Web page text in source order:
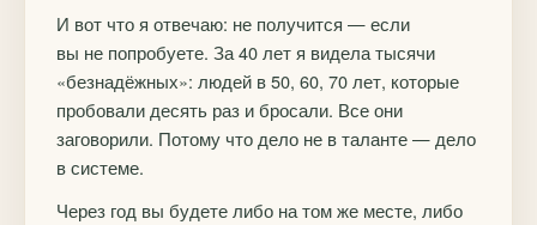
И вот что я отвечаю: не получится — если
вы не попробуете. За 40 лет я видела тысячи
«безнадёжных»: людей в 50, 60, 70 лет, которые
пробовали десять раз и бросали. Все они
заговорили. Потому что дело не в таланте — дело
в системе.
Через год вы будете либо на том же месте, либо